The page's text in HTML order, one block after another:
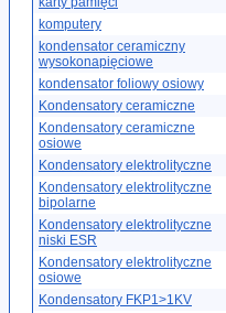
komputery
kondensator ceramiczny
wysokonapięciowe
kondensator foliowy osiowy
Kondensatory ceramiczne
Kondensatory ceramiczne
osiowe
Kondensatory elektrolityczne
Kondensatory elektrolityczne
bipolarne
Kondensatory elektrolityczne
niski ESR
Kondensatory elektrolityczne
osiowe
Kondensatory FKP1>1KV